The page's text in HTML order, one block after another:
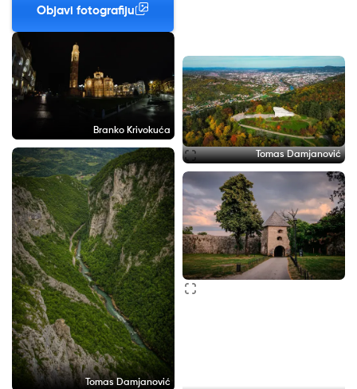
Objavi fotografiju
Branko Krivokuća
Tomas Damjanović
Tomas Damjanović